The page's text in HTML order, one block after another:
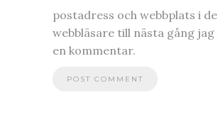
postadress och webbplats i
webbläsare till nästa gång
en kommentar.